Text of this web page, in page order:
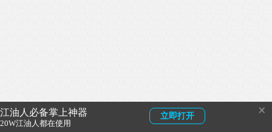
江油人必备掌上神器
20W江油人都在使用
立即打开 ×